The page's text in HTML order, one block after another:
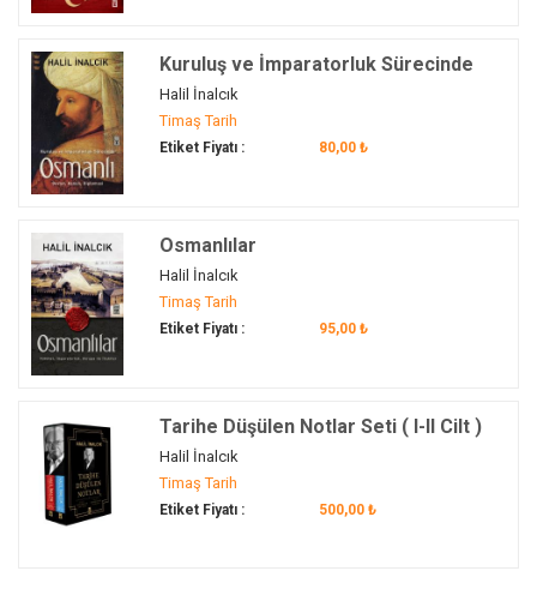
Semerkand
Teşkilat-ı Mahsusa
Timur
Türkiye
Türkler
vakıf medeniyeti
Zafername
Kuruluş ve İmparatorluk Sürecinde
Osmanlı
Halil İnalcık
Timaş Tarih
Etiket Fiyatı : 80,00 ₺
Osmanlılar
Halil İnalcık
Timaş Tarih
Etiket Fiyatı : 95,00 ₺
Tarihe Düşülen Notlar Seti ( I-II Cilt )
Halil İnalcık
Timaş Tarih
Etiket Fiyatı : 500,00 ₺